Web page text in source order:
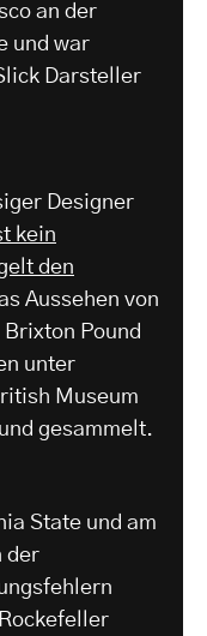
an der
und war
Darsteller
Designer
kein
den
Aussehen von
Pound
unter
Museum
gesammelt.
State und am
der